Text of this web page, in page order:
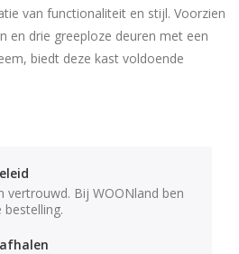
van functionaliteit en stijl. Voorzien
en drie greeploze deuren met een
biedt deze kast voldoende
vertrouwd. Bij WOONland ben
bestelling.